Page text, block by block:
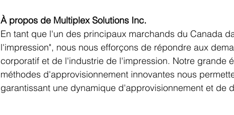
À propos de Multiplex Solutions Inc.
En tant que l'un des principaux marchands du Canada
l'impression", nous nous efforçons de répondre aux
corporatif et de l'industrie de l'impression. Notre grande
méthodes d'approvisionnement innovantes nous
garantissant une dynamique d'approvisionnement et de